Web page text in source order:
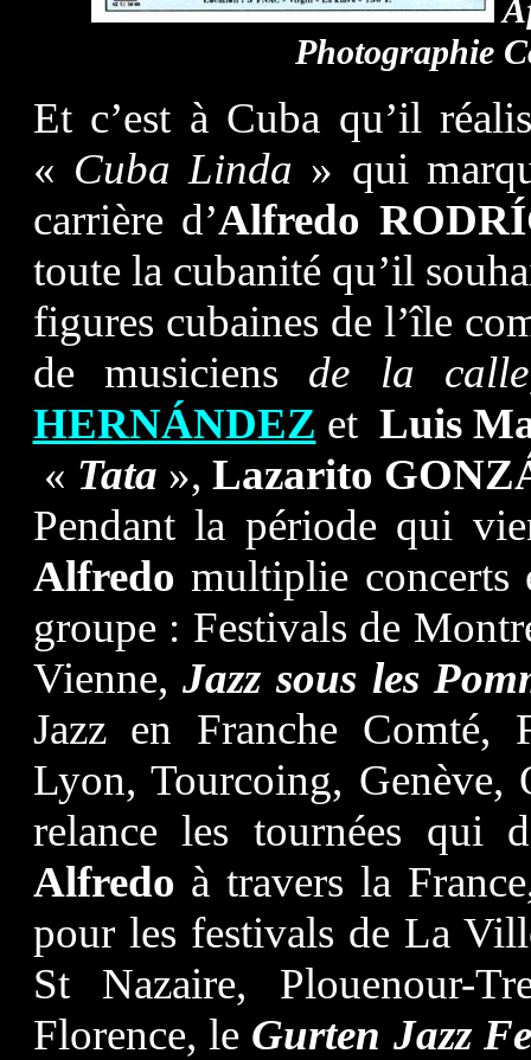
Photographie
Et c’est à Cuba qu’il
« Cuba Linda » qui
carrière d’Alfredo
toute la cubanité qu’il
figures cubaines de l’île
de musiciens de la
HERNÁNDEZ et Luis
« Tata », Lazarito
Pendant la période qui
Alfredo multiplie concerts
groupe : Festivals de
Vienne,Jazz sous les
Jazz en Franche Comté,
Lyon, Tourcoing,
relance les tournées
Alfredo à travers la
pour les festivals de La
St Nazaire, Plouenour-
Florence, le Gurten Jazz